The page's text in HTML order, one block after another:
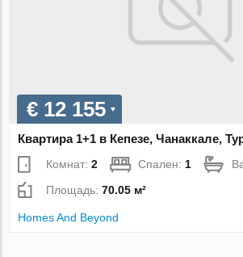
€ 12 155
Квартира 1+1 в Кепезе, Чанаккале,
Комнат:2 Спален: 1
Площадь:70.05 м²
Homes And Beyond